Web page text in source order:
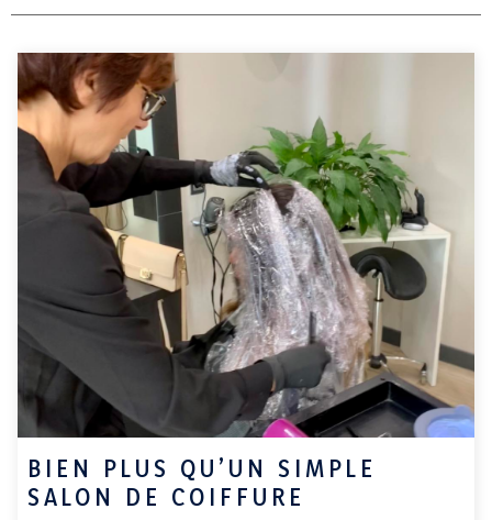
BIEN PLUS QU’UN SIMPLE
SALON DE COIFFURE